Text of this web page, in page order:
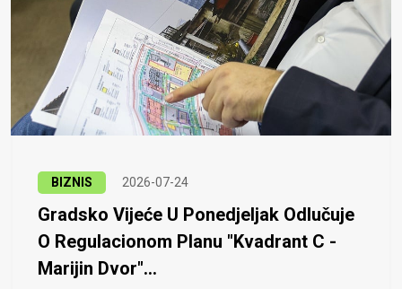
BIZNIS 2026-07-24
Gradsko Vijeće U Ponedjeljak Odlučuje
O Regulacionom Planu "Kvadrant C -
Marijin Dvor"...